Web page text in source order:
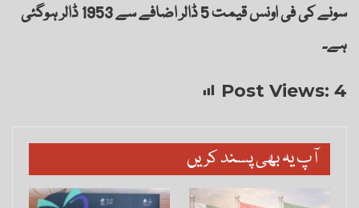
سونے کی فی اونس قیمت 5 ڈالر اضافے سے 1953 ڈالر ہوگئی
ہے۔
Post Views: 4
آپ یہ بھی پسند کریں